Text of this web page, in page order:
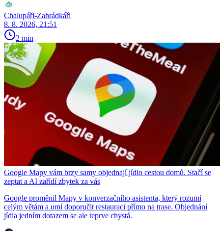
Chalupáři-Zahrádkáři
8. 8. 2026, 21:51
2 min
Google Mapy vám brzy samy objednají jídlo cestou domů. Stačí se
zeptat a AI zařídí zbytek za vás
Google proměnil Mapy v konverzačního asistenta, který rozumí
celým větám a umí doporučit restauraci přímo na trase. Objednání
jídla jedním dotazem se ale teprve chystá.